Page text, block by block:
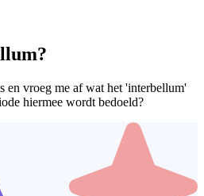
en vroeg me af wat het 'interbellum'
hiermee wordt bedoeld?